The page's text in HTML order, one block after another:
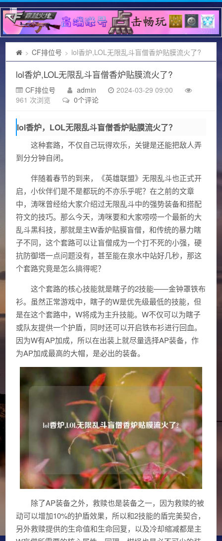
> CF排位号 > lol香炉,LOL无限乱斗盲僧香炉贴膜流火了?
lol香炉,LOL无限乱斗盲僧香炉贴膜流火了?
CF排位号 admin
2024-03-29 09:00
961 次浏览
0个评论
lol香炉，LOL无限乱斗盲僧香炉贴膜流火了？
这种套路，不仅自己玩得欢乐，关键是还能把敌人弄
到分分钟自闭。
伴随着春节的到来，《英雄联盟》无限乱斗也正式开
启，小伙伴们是不是都玩的不亦乐乎呢？在之前的文章
中，涛咪曾经给大家介绍过无限乱斗中的强势装备和搭配
符文的技巧。那么今天，涛咪要和大家唠唠一个最新的大
乱斗黑科技，那就是主W香炉贴膜盲僧，和传统的暴力瞎
子不同，这个套路可以让盲僧成为一个打不死的小强，硬
抗防御塔一点问题没有，甚至能在泉水中站好几秒，那这
个套路究竟是怎么搞得呢？
这个套路的核心技能就是瞎子的2技能——金钟罩铁布
衫。虽然正常游戏中，瞎子的W是优先级最低的技能，但
是在这个套路中，W将成为主升技能。W不仅可以为瞎子
或队友提供一个护盾，同时还可以开启铁布衫进行回血。
因为W有AP加成，所以在出装上就尽量选择AP装备，作
为AP加成最高的大帽，是必出的装备。
除了AP装备之外，救赎也是装备之一，因为救赎的被
动可以增加10%的护盾效果，所以和2技能的盾完美契合，
另外救赎提供的生命值和生命回复，以及冷却缩减都是主